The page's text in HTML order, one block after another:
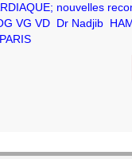
nouvelles
VG VD Dr Nadjib